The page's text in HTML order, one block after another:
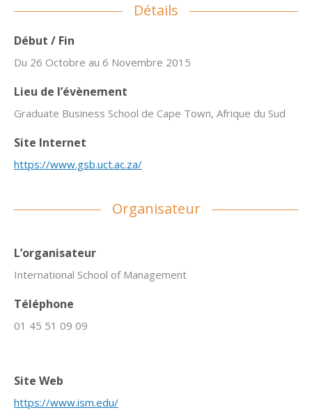
Détails
Début / Fin
Du 26 Octobre au 6 Novembre 2015
Lieu de l’évènement
Graduate Business School de Cape Town, Afrique du Sud
Site Internet
https://www.gsb.uct.ac.za/
Organisateur
L’organisateur
International School of Management
Téléphone
01 45 51 09 09
Site Web
https://www.ism.edu/